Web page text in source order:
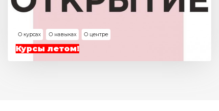
О курсах О навыках О центре
Курсы летом!